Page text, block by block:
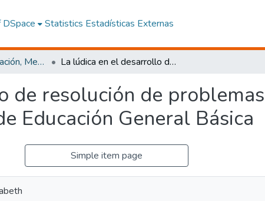
Statistics Estadísticas Externas
Maestría en Educación, Mención Innovación y Liderazgo Educativo La lúdica en el desarrollo de resolución de problemas matemáticos en estudiantes de 6to Año de Educación General Básica
de resolución de
Educación General Básica
Simple item page